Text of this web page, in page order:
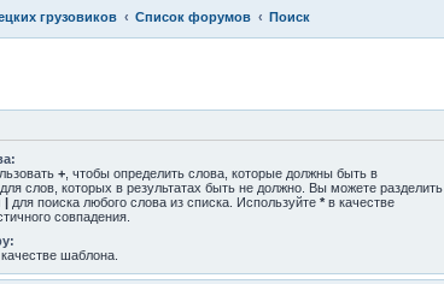
грузовиков Список форумов Поиск
+ , чтобы определить слова, которые должны быть в
для слов, которых в результатах быть не должно. Вы можете разделить
| для поиска любого слова из списка. Используйте * в качестве
совпадения.
шаблона.